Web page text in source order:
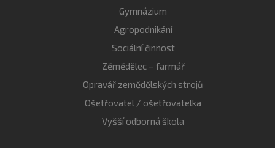
Gymnázium
Agropodnikání
Sociální činnost
Zěmědělec – farmář
Opravář zemědělských strojů
Ošetřovatel / ošetřovatelka
Vyšší odborná škola